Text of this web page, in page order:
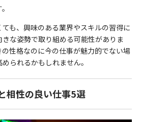
も、興味のある業界やスキルの習得に
な姿勢で取り組める可能性がありま
性格なのに今の仕事が魅力的でない場
られるかもしれません。
相性の良い仕事5選